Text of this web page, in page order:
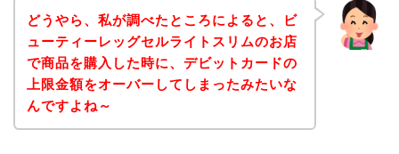
どうやら、私が調べたところによると、ビ
ューティーレッグセルライトスリムのお店
で商品を購入した時に、デビットカードの
上限金額をオーバーしてしまったみたいな
んですよね～